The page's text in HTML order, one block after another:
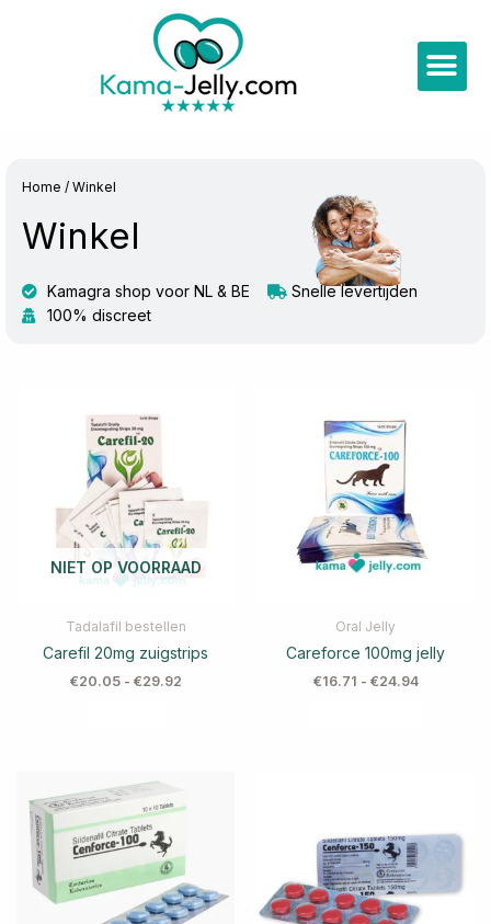
Home / Winkel
Winkel
Kamagra shop voor NL & BE
Snelle levertijden
100% discreet
NIET OP VOORRAAD
Tadalafil bestellen
Carefil 20mg zuigstrips
€20.05- €29.92
Oral Jelly
Careforce 100mg jelly
€16.71 - €24.94